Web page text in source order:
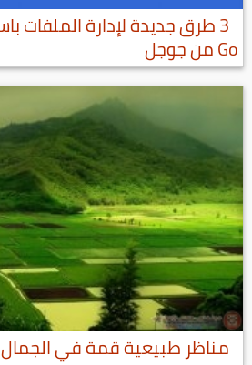
Go من جوجل
مناظر طبيعية قمة في الجمال